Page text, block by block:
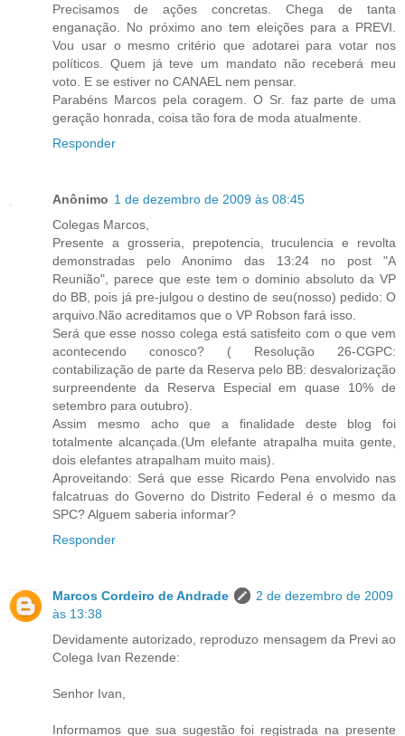
Precisamos de ações concretas. Chega de tanta
enganação. No próximo ano tem eleições para a PREVI.
Vou usar o mesmo critério que adotarei para votar nos
políticos. Quem já teve um mandato não receberá meu
voto. E se estiver no CANAEL nem pensar.
Parabéns Marcos pela coragem. O Sr. faz parte de uma
geração honrada, coisa tão fora de moda atualmente.
Responder
Anônimo 1 de dezembro de 2009 às 08:45
Colegas Marcos,
Presente a grosseria, prepotencia, truculencia e revolta
demonstradas pelo Anonimo das 13:24 no post "A
Reunião", parece que este tem o dominio absoluto da VP
do BB, pois já pre-julgou o destino de seu(nosso) pedido: O
arquivo.Não acreditamos que o VP Robson fará isso.
Será que esse nosso colega está satisfeito com o que vem
acontecendo conosco? ( Resolução 26-CGPC:
contabilização de parte da Reserva pelo BB: desvalorização
surpreendente da Reserva Especial em quase 10% de
setembro para outubro).
Assim mesmo acho que a finalidade deste blog foi
totalmente alcançada.(Um elefante atrapalha muita gente,
dois elefantes atrapalham muito mais).
Aproveitando: Será que esse Ricardo Pena envolvido nas
falcatruas do Governo do Distrito Federal é o mesmo da
SPC? Alguem saberia informar?
Responder
Marcos Cordeiro de Andrade
2 de dezembro de 2009
às 13:38
Devidamente autorizado, reproduzo mensagem da Previ ao
Colega Ivan Rezende:
Senhor Ivan,
Informamos que sua sugestão foi registrada na presente